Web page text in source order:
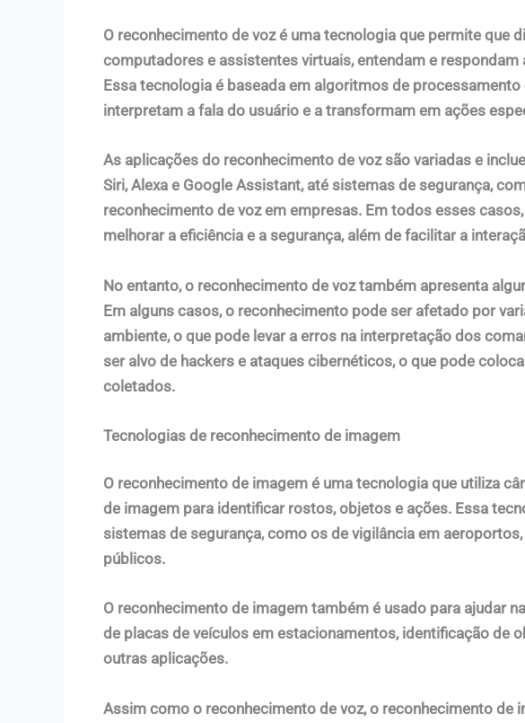
O reconhecimento de voz é uma tecnologia que permite que
computadores e assistentes virtuais, entendam e
Essa tecnologia é baseada em algoritmos de processamento
interpretam a fala do usuário e a transformam em ações
As aplicações do reconhecimento de voz são variadas e
Siri, Alexa e Google Assistant, até sistemas de segurança,
reconhecimento de voz em empresas. Em todos esses
melhorar a eficiência e a segurança, além de facilitar a
No entanto, o reconhecimento de voz também apresenta
Em alguns casos, o reconhecimento pode ser afetado por
ambiente, o que pode levar a erros na interpretação dos
ser alvo de hackers e ataques cibernéticos, o que pode
coletados.
Tecnologias de reconhecimento de imagem
O reconhecimento de imagem é uma tecnologia que utiliza
de imagem para identificar rostos, objetos e ações. Essa
sistemas de segurança, como os de vigilância em
públicos.
O reconhecimento de imagem também é usado para ajudar
de placas de veículos em estacionamentos, identificação de
outras aplicações.
Assim como o reconhecimento de voz, o reconhecimento de